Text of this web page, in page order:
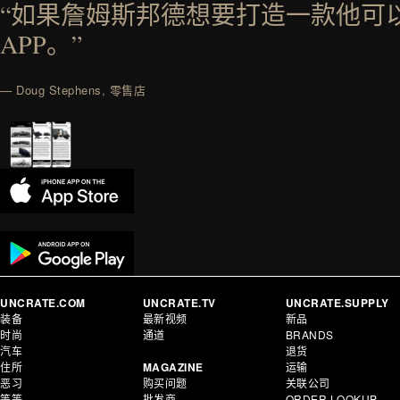
“如果詹姆斯邦德想要打造一款他
APP。”
— Doug Stephens, 零售店
UNCRATE.COM
装备
时尚
汽车
住所
恶习
UNCRATE.TV
最新视频
通道
MAGAZINE
购买问题
UNCRATE.SUPPLY
新品
BRANDS
退货
运输
关联公司